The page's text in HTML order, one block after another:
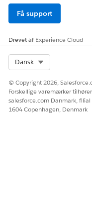
Få support
Drevet afExperience Cloud
Dansk
© Copyright 2026,
Forskellige varemærker
salesforce.com Danmark,
1604 Copenhagen, Denmark